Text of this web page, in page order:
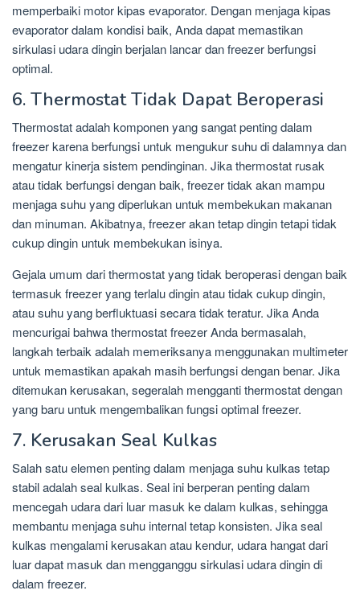
memperbaiki motor kipas evaporator. Dengan menjaga kipas
evaporator dalam kondisi baik, Anda dapat memastikan
sirkulasi udara dingin berjalan lancar dan freezer berfungsi
optimal.
6. Thermostat Tidak Dapat Beroperasi
Thermostat adalah komponen yang sangat penting dalam
freezer karena berfungsi untuk mengukur suhu di dalamnya dan
mengatur kinerja sistem pendinginan. Jika thermostat rusak
atau tidak berfungsi dengan baik, freezer tidak akan mampu
menjaga suhu yang diperlukan untuk membekukan makanan
dan minuman. Akibatnya, freezer akan tetap dingin tetapi tidak
cukup dingin untuk membekukan isinya.
Gejala umum dari thermostat yang tidak beroperasi dengan baik
termasuk freezer yang terlalu dingin atau tidak cukup dingin,
atau suhu yang berfluktuasi secara tidak teratur. Jika Anda
mencurigai bahwa thermostat freezer Anda bermasalah,
langkah terbaik adalah memeriksanya menggunakan multimeter
untuk memastikan apakah masih berfungsi dengan benar. Jika
ditemukan kerusakan, segeralah mengganti thermostat dengan
yang baru untuk mengembalikan fungsi optimal freezer.
7. Kerusakan Seal Kulkas
Salah satu elemen penting dalam menjaga suhu kulkas tetap
stabil adalah seal kulkas. Seal ini berperan penting dalam
mencegah udara dari luar masuk ke dalam kulkas, sehingga
membantu menjaga suhu internal tetap konsisten. Jika seal
kulkas mengalami kerusakan atau kendur, udara hangat dari
luar dapat masuk dan mengganggu sirkulasi udara dingin di
dalam freezer.